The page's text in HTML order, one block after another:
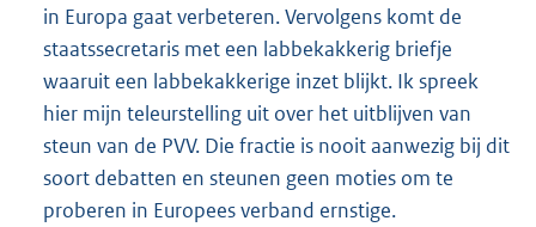
in Europa gaat verbeteren. Vervolgens komt de
staatssecretaris met een labbekakkerig briefje
waaruit een labbekakkerige inzet blijkt. Ik spreek
hier mijn teleurstelling uit over het uitblijven van
steun van de PVV. Die fractie is nooit aanwezig bij dit
soort debatten en steunen geen moties om te
proberen in Europees verband ernstige.